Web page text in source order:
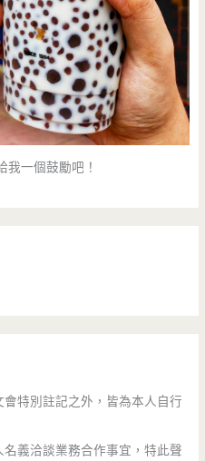
我一個鼓勵吧！
特別註記之外，皆為本人自行
義洽談業務合作事宜，特此聲